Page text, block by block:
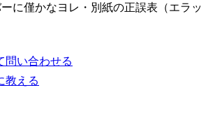
に僅かなヨレ・別紙の正誤表（エラッ
問い合わせる
教える